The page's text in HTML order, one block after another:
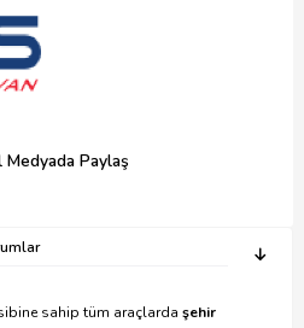
Medyada Paylaş
sahip tüm araçlarda şehir